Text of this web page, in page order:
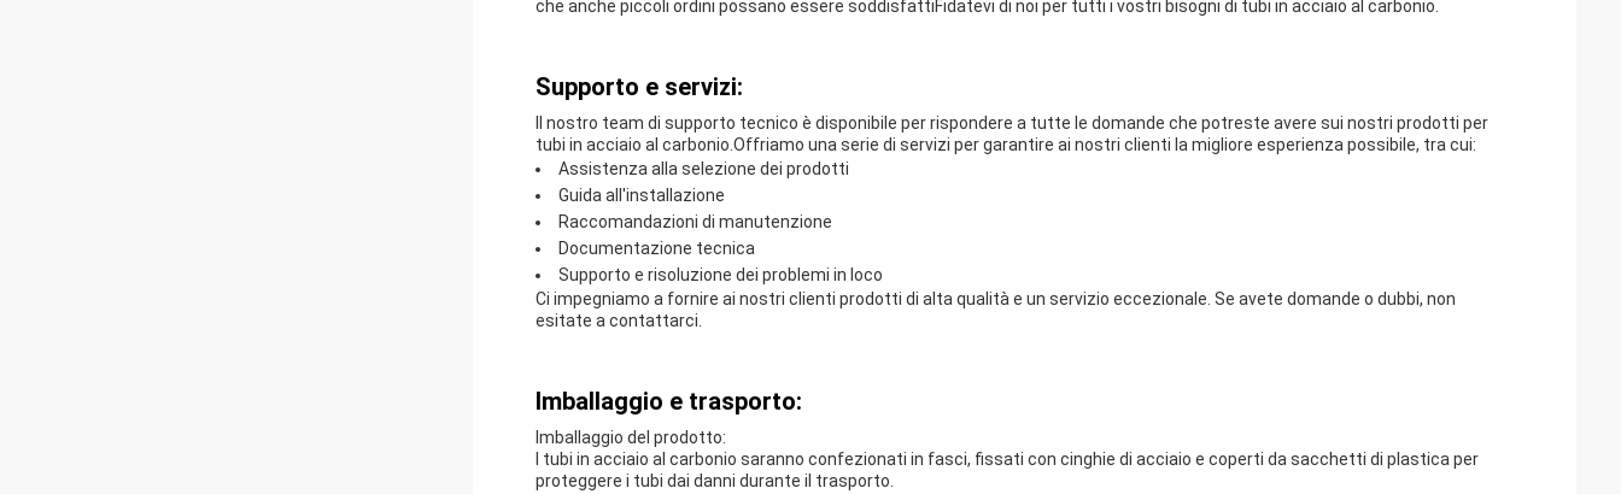
che anche piccoli ordini possano essere soddisfattiFidatevi di noi per tutti i vostri bisogni di tubi in acciaio al carbonio.
Supporto e servizi:
Il nostro team di supporto tecnico è disponibile per rispondere a tutte le domande che potreste avere sui nostri prodotti per
tubi in acciaio al carbonio.Offriamo una serie di servizi per garantire ai nostri clienti la migliore esperienza possibile, tra cui:
Assistenza alla selezione dei prodotti
Guida all'installazione
Raccomandazioni di manutenzione
Documentazione tecnica
Supporto e risoluzione dei problemi in loco
Ci impegniamo a fornire ai nostri clienti prodotti di alta qualità e un servizio eccezionale. Se avete domande o dubbi, non
esitate a contattarci.
Imballaggio e trasporto:
Imballaggio del prodotto:
I tubi in acciaio al carbonio saranno confezionati in fasci, fissati con cinghie di acciaio e coperti da sacchetti di plastica per
proteggere i tubi dai danni durante il trasporto.